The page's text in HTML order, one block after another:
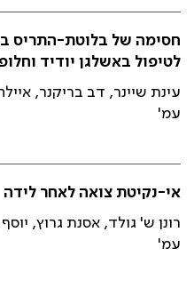
חסימה של בלוטת-התריס
לטיפול באשלגן יודיד
עינת שיינר, דב בריקנר,
עמ'
אי-נקיטת צואה לאחר לידה
רונן ש' גולד, אסנת גרוץ,
עמ'